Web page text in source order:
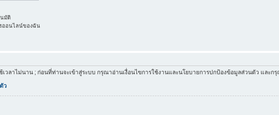
นมัติ
ออนไลน์ของฉัน
วลาไม่นาน ; ก่อนที่ท่านจะเข้าสู่ระบบ กรุณาอ่านเงื่อนไขการใช้งานและนโยบายการปกป้องข้อมูลส่วนตัว และก
ว